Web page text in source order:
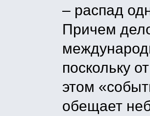
– распад
Причем
поскольку
этом
обещает